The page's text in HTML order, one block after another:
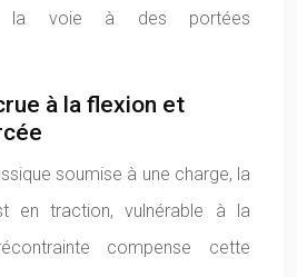
la voie à des portées
à la flexion et
soumise à une charge, la
en traction, vulnérable à la
compense cette